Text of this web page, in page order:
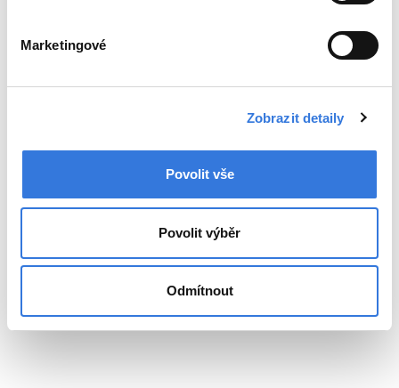
Marketingové
Zobrazit detaily
Povolit vše
Povolit výběr
Odmítnout